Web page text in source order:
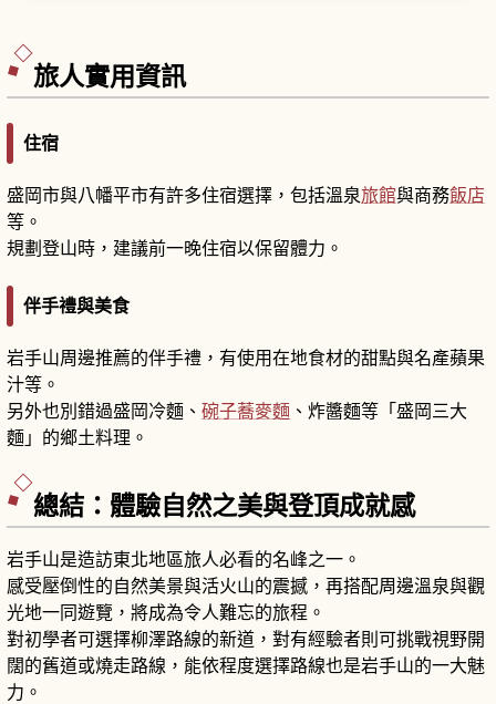
旅人實用資訊
住宿
盛岡市與八幡平市有許多住宿選擇，包括溫泉旅館與商務飯店
等。
規劃登山時，建議前一晚住宿以保留體力。
伴手禮與美食
岩手山周邊推薦的伴手禮，有使用在地食材的甜點與名產蘋果
汁等。
另外也別錯過盛岡冷麵、 碗子蕎麥麵 、炸醬麵等「盛岡三大
麵」的鄉土料理。
總結：體驗自然之美與登頂成就感
岩手山是造訪東北地區旅人必看的名峰之一。
感受壓倒性的自然美景與活火山的震撼，再搭配周邊溫泉與觀
光地一同遊覽，將成為令人難忘的旅程。
對初學者可選擇柳澤路線的新道，對有經驗者則可挑戰視野開
闊的舊道或燒走路線，能依程度選擇路線也是岩手山的一大魅
力。